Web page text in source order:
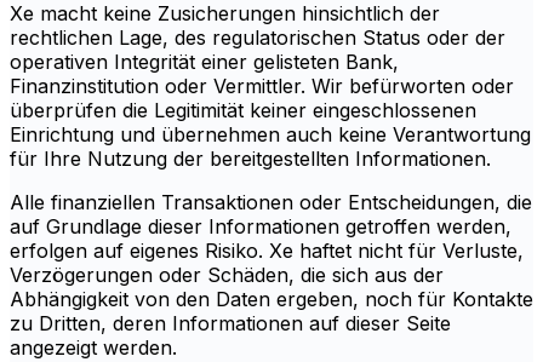
Xe macht keine Zusicherungen hinsichtlich der
rechtlichen Lage, des regulatorischen Status oder der
operativen Integrität einer gelisteten Bank,
Finanzinstitution oder Vermittler. Wir befürworten oder
überprüfen die Legitimität keiner eingeschlossenen
Einrichtung und übernehmen auch keine Verantwortung
für Ihre Nutzung der bereitgestellten Informationen.
Alle finanziellen Transaktionen oder Entscheidungen, die
auf Grundlage dieser Informationen getroffen werden,
erfolgen auf eigenes Risiko. Xe haftet nicht für Verluste,
Verzögerungen oder Schäden, die sich aus der
Abhängigkeit von den Daten ergeben, noch für Kontakte
zu Dritten, deren Informationen auf dieser Seite
angezeigt werden.